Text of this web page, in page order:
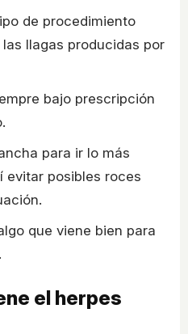
de procedimiento
llagas producidas por
bajo prescripción
para ir lo más
evitar posibles roces
que viene bien para
el herpes